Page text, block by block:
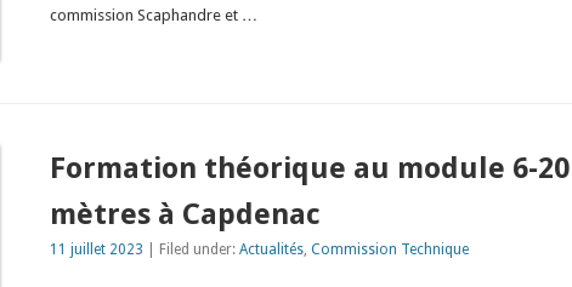
commission Scaphandre et …
Formation théorique au module 6-20
mètres à Capdenac
11 juillet 2023 | Filed under:Actualités,Commission Technique